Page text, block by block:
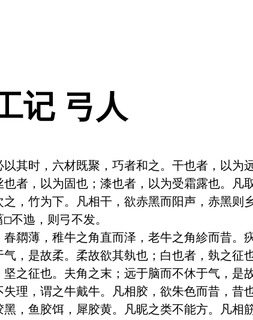
记 弓人
以其时，六材既聚，巧者和之。干也者，以
者，以为固也；漆也者，以为受霜露也。凡
之，竹为下。凡相干，欲赤黑而阳声，赤黑
不迆，则弓不发。
春閷薄，稚牛之角直而泽，老牛之角紾而昔。
气，是故柔。柔故欲其埶也；白也者，埶之
之征也。夫角之末；远于脑而不休于气，是
理，谓之牛戴牛。凡相胶，欲朱色而昔，昔
，鱼胶饵，犀胶黄。凡昵之类不能方。凡相